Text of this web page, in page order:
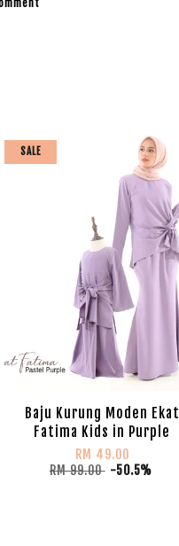
SALE
Baju Kurung Moden Ekat
Fatima Kids in Purple
RM 49.00
RM 99.00 -50.5%